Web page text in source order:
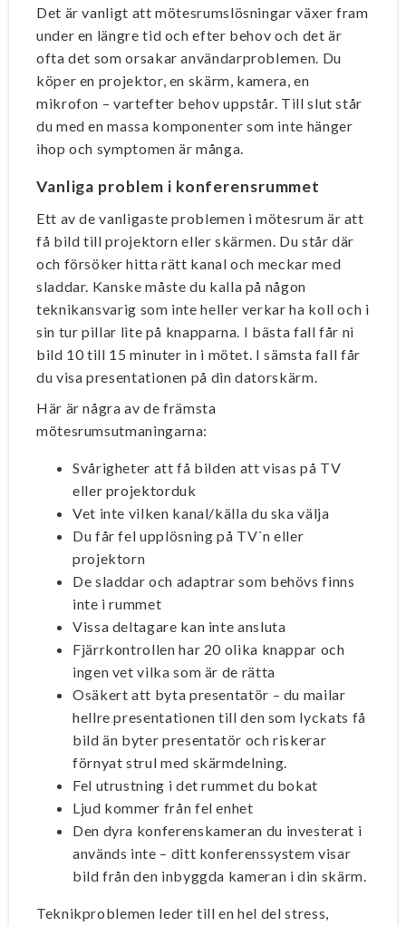
Det är vanligt att mötesrumslösningar växer fram
under en längre tid och efter behov och det är
ofta det som orsakar användarproblemen. Du
köper en projektor, en skärm, kamera, en
mikrofon – vartefter behov uppstår. Till slut står
du med en massa komponenter som inte hänger
ihop och symptomen är många.
Vanliga problem i konferensrummet
Ett av de vanligaste problemen i mötesrum är att
få bild till projektorn eller skärmen. Du står där
och försöker hitta rätt kanal och meckar med
sladdar. Kanske måste du kalla på någon
teknikansvarig som inte heller verkar ha koll och i
sin tur pillar lite på knapparna. I bästa fall får ni
bild 10 till 15 minuter in i mötet. I sämsta fall får
du visa presentationen på din datorskärm.
Här är några av de främsta
mötesrumsutmaningarna:
Svårigheter att få bilden att visas på TV
eller projektorduk
Vet inte vilken kanal/källa du ska välja
Du får fel upplösning på TV´n eller
projektorn
De sladdar och adaptrar som behövs finns
inte i rummet
Vissa deltagare kan inte ansluta
Fjärrkontrollen har 20 olika knappar och
ingen vet vilka som är de rätta
Osäkert att byta presentatör – du mailar
hellre presentationen till den som lyckats få
bild än byter presentatör och riskerar
förnyat strul med skärmdelning.
Fel utrustning i det rummet du bokat
Ljud kommer från fel enhet
Den dyra konferenskameran du investerat i
används inte – ditt konferenssystem visar
bild från den inbyggda kameran i din skärm.
Teknikproblemen leder till en hel del stress,